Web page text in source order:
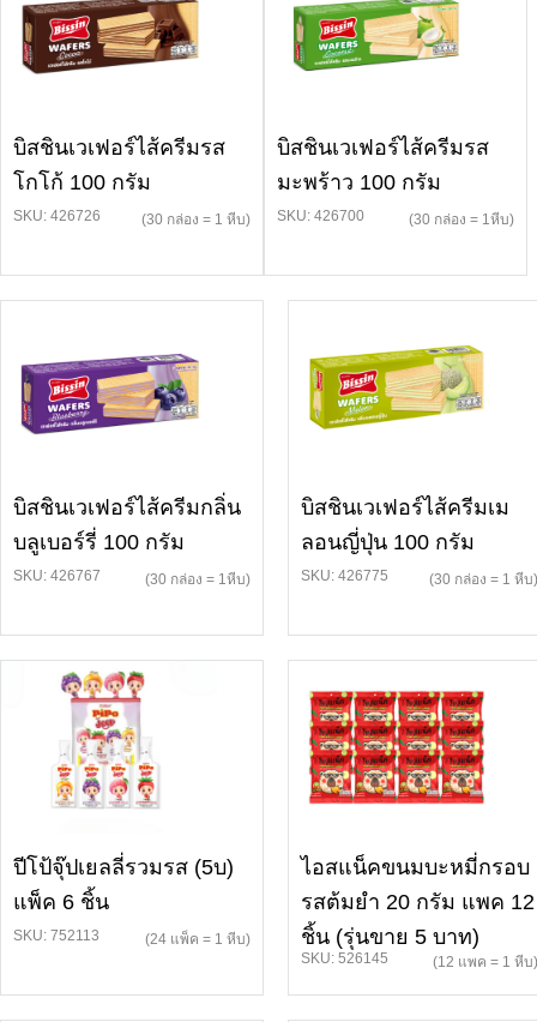
บิสชินเวเฟอร์ไส้ครีมรส
โกโก้ 100 กรัม
SKU: 426726 (30 กล่อง = 1 หีบ)
บิสชินเวเฟอร์ไส้ครีมรส
มะพร้าว 100 กรัม
SKU: 426700 (30 กล่อง = 1หีบ)
บิสชินเวเฟอร์ไส้ครีมกลิ่น
บลูเบอร์รี่ 100 กรัม
SKU: 426767 (30 กล่อง = 1หีบ)
บิสชินเวเฟอร์ไส้ครีมเม
ลอนญี่ปุ่น 100 กรัม
SKU: 426775 (30 กล่อง = 1 หีบ)
ปีโป้จุ๊ปเยลลี่รวมรส (5บ)
แพ็ค 6 ชิ้น
SKU: 752113 (24 แพ็ค = 1 หีบ)
ไอสแน็คขนมบะหมี่กรอบ
รสต้มยำ 20 กรัม แพค 12
ชิ้น (รุ่นขาย 5 บาท)
SKU: 526145 (12 แพค = 1 หีบ)